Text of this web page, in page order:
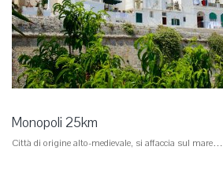
Monopoli 25km
Città di origine alto-medievale, si affaccia sul mare…